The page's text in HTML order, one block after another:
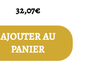
32,07€
AJOUTER AU
PANIER